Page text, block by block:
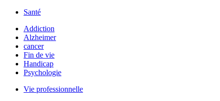
Santé
Addiction
Alzheimer
cancer
Fin de vie
Handicap
Psychologie
Vie professionnelle